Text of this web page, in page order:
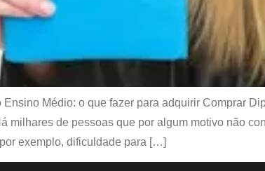
Ensino Médio: o que fazer para adquirir Comprar
milhares de pessoas que por algum motivo não
exemplo, dificuldade para […]